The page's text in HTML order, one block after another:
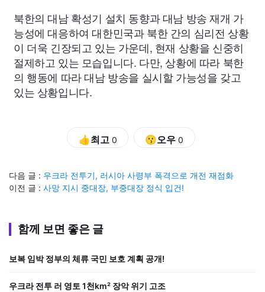
북한의 대남 확성기 설치 동향과 대남 방송 재개 가
능성에 대응하여 대한민국과 북한 간의 심리전 상황
이 더욱 긴장되고 있는 가운데, 현재 상황을 신중히
절제하고 있는 모습입니다. 다만, 상황에 따라 북한
의 행동에 따라 대남 방송을 실시할 가능성을 갖고
있는 상황입니다.
👍최고 0 😗오우0
다음 글 : 우크라 전투기, 러시아 사령부 폭격으로 개전 재점화
이전 글 : 사망 지시 중대장, 부중대장 정식 입건!
함께 보면 좋은 글
보복 임박 정부의 체류 국민 보호 계획 공개!
우크라 전투 러 영토 1천km² 장악 위기 고조